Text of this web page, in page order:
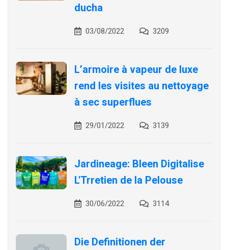
ducha
03/08/2022 3209
L’armoire à vapeur de luxe
rend les visites au nettoyage
à sec superflues
29/01/2022 3139
Jardineage: Bleen Digitalise
L'Trretien de la Pelouse
30/06/2022 3114
Die Definitionen der